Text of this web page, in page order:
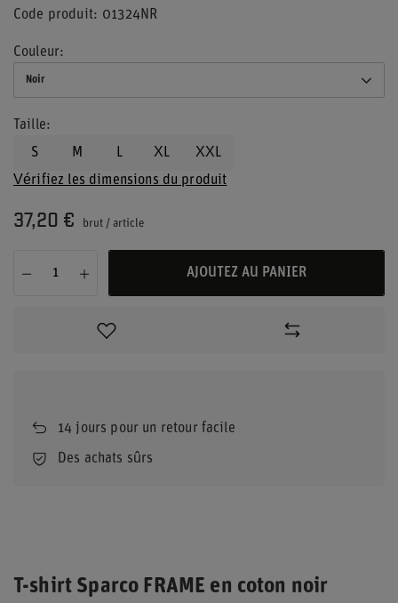
Code produit
01324NR
Couleur
Noir
Taille
S
M L XL
XXL
Vérifiez les dimensions du produit
37,20 € brut / article
AJOUTEZ AU PANIER
14 jours pour un retour facile
Des achats sûrs
T-shirt Sparco FRAME en coton noir